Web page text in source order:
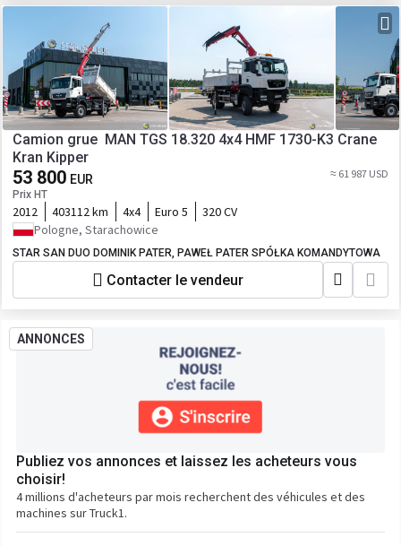
Camion grue MAN TGS 18.320 4x4 HMF 1730-K3 Crane
Kran Kipper
53 800 EUR
Prix HT
≈ 61 987 USD
2012 403112 km 4x4 Euro 5
320 CV
Pologne, Starachowice
STAR SAN DUO DOMINIK PATER, PAWEŁ PATER SPÓŁKA KOMANDYTOWA
Contacter le vendeur
ANNONCES
Publiez vos annonces et laissez les acheteurs vous
choisir!
4 millions d'acheteurs par mois recherchent des véhicules et des
machines sur Truck1.